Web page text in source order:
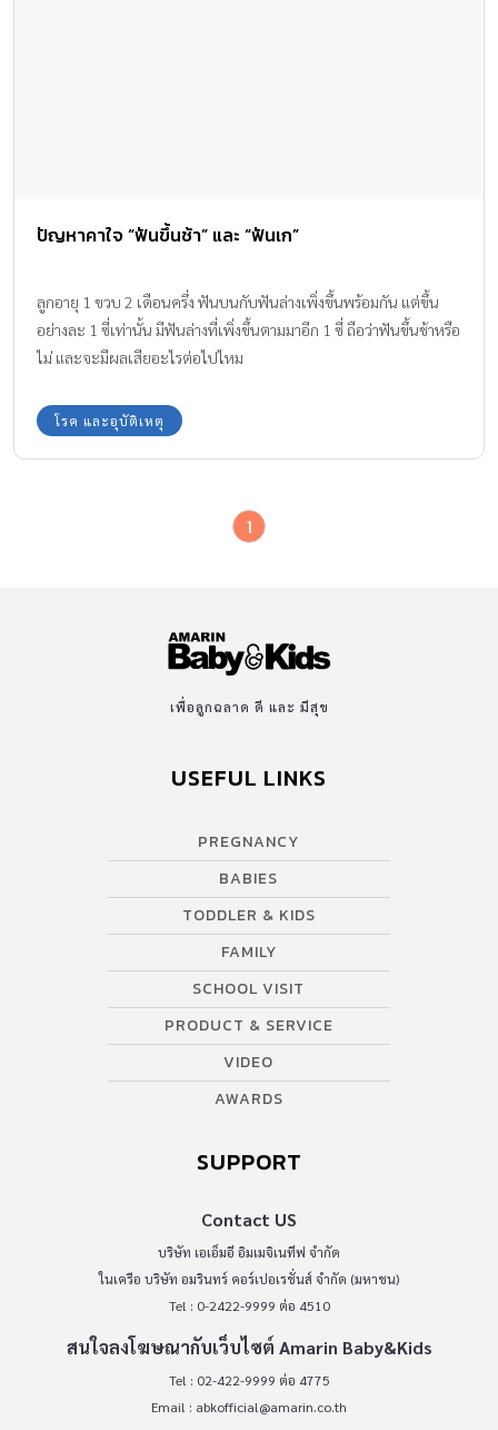
ปัญหาคาใจ “ฟันขึ้นช้า” และ “ฟันเก”
ลูกอายุ 1 ขวบ 2 เดือนครึ่ง ฟันบนกับฟันล่างเพิ่งขึ้นพร้อมกัน แต่ขึ้น
อย่างละ 1 ซี่เท่านั้น มีฟันล่างที่เพิ่งขึ้นตามมาอีก 1 ซี่ ถือว่าฟันขึ้นช้าหรือ
ไม่ และจะมีผลเสียอะไรต่อไปไหม
โรค และอุบัติเหตุ
1
เพื่อลูกฉลาด ดี และ มีสุข
USEFUL LINKS
PREGNANCY
BABIES
TODDLER & KIDS
FAMILY
SCHOOL VISIT
PRODUCT & SERVICE
VIDEO
AWARDS
SUPPORT
Contact US
บริษัท เอเอ็มอี อิมเมจิเนทีฟ จำกัด
ในเครือ บริษัท อมรินทร์ คอร์เปอเรชั่นส์ จำกัด (มหาชน)
Tel : 0-2422-9999 ต่อ 4510
สนใจลงโฆษณากับเว็บไซต์ Amarin Baby&Kids
Tel : 02-422-9999 ต่อ 4775
Email : abkofficial@amarin.co.th